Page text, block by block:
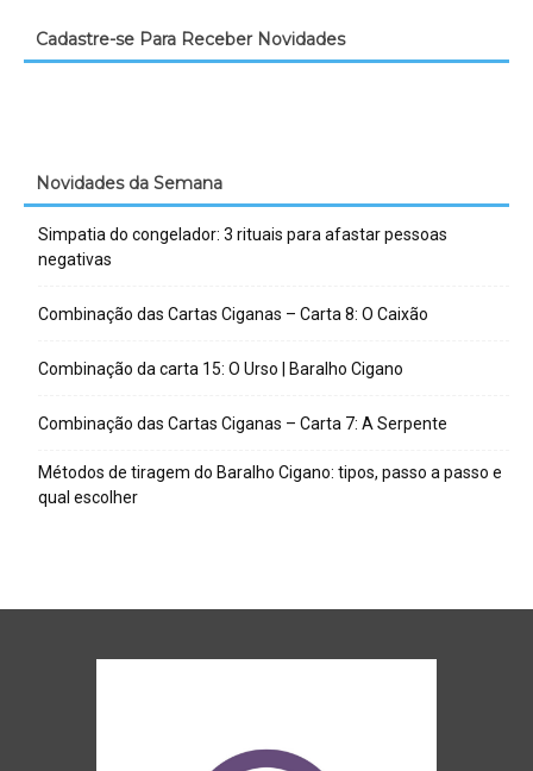
Cadastre-se Para Receber Novidades
Novidades da Semana
Simpatia do congelador: 3 rituais para afastar pessoas
negativas
Combinação das Cartas Ciganas – Carta 8: O Caixão
Combinação da carta 15: O Urso | Baralho Cigano
Combinação das Cartas Ciganas – Carta 7: A Serpente
Métodos de tiragem do Baralho Cigano: tipos, passo a passo e
qual escolher